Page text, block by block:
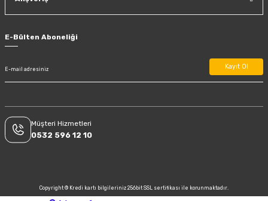
E-Bülten Aboneliği
Kayıt Ol
Müşteri Hizmetleri
0532 596 12 10
Copyright © Kredi kartı bilgileriniz 256bit SSL sertifikası ile korunmaktadır.